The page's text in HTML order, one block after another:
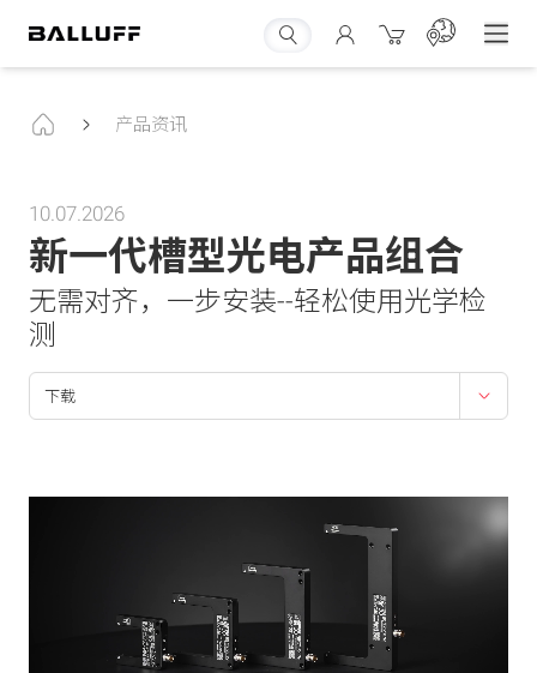
产品资讯
10.07.2026
新一代槽型光电产品组合
无需对齐，一步安装--轻松使用光学检
测
下载